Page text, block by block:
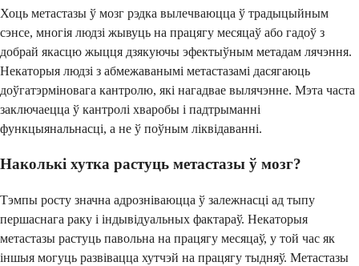
Хоць метастазы ў мозг рэдка вылечваюцца ў традыцыйным
сэнсе, многія людзі жывуць на працягу месяцаў або гадоў з
добрай якасцю жыцця дзякуючы эфектыўным метадам лячэння.
Некаторыя людзі з абмежаванымі метастазамі дасягаюць
доўгатэрміновага кантролю, які нагадвае вылячэнне. Мэта часта
заключаецца ў кантролі хваробы і падтрыманні
функцыянальнасці, а не ў поўным ліквідаванні.
Наколькі хутка растуць метастазы ў мозг?
Тэмпы росту значна адрозніваюцца ў залежнасці ад тыпу
першаснага раку і індывідуальных фактараў. Некаторыя
метастазы растуць павольна на працягу месяцаў, у той час як
іншыя могуць развівацца хутчэй на працягу тыдняў. Метастазы